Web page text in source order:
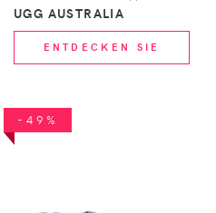
UGG AUSTRALIA
ENTDECKEN SIE
-49%